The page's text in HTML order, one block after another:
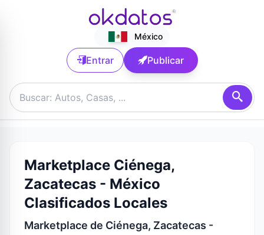
México
Entrar Publicar
Marketplace Ciénega,
Zacatecas - México
Clasificados Locales
Marketplace de Ciénega, Zacatecas -